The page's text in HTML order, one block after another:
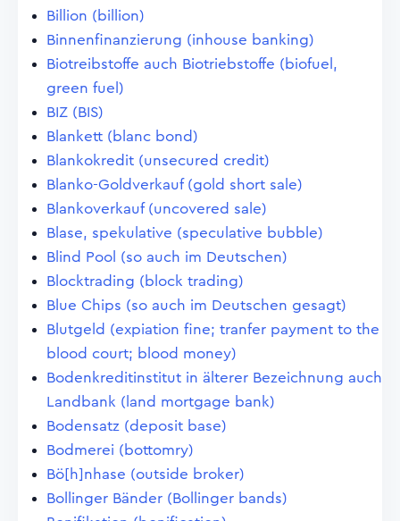
Billion (billion)
Binnenfinanzierung (inhouse banking)
Biotreibstoffe auch Biotriebstoffe (biofuel,
green fuel)
BIZ (BIS)
Blankett (blanc bond)
Blankokredit (unsecured credit)
Blanko-Goldverkauf (gold short sale)
Blankoverkauf (uncovered sale)
Blase, spekulative (speculative bubble)
Blind Pool (so auch im Deutschen)
Blocktrading (block trading)
Blue Chips (so auch im Deutschen gesagt)
Blutgeld (expiation fine; tranfer payment to the
blood court; blood money)
Bodenkreditinstitut in älterer Bezeichnung auch
Landbank (land mortgage bank)
Bodensatz (deposit base)
Bodmerei (bottomry)
Bö[h]nhase (outside broker)
Bollinger Bänder (Bollinger bands)